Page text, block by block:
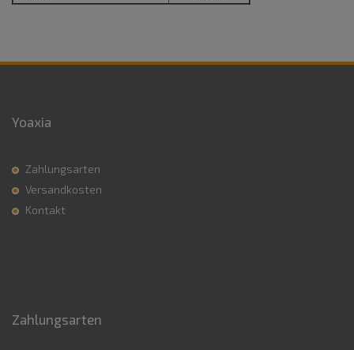
Yoaxia
Zahlungsarten
Versandkosten
Kontakt
Zahlungsarten